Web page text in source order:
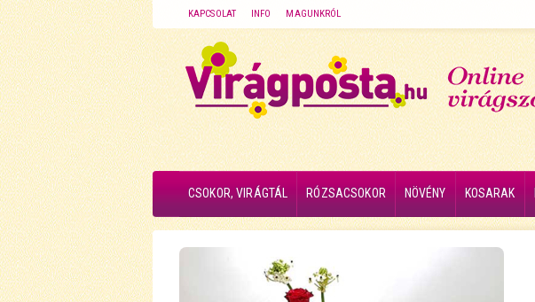
KAPCSOLAT INFO MAGUNKRÓL
CSOKOR, VIRÁGTÁL RÓZSACSOKOR NÖVÉNY KOSARAK